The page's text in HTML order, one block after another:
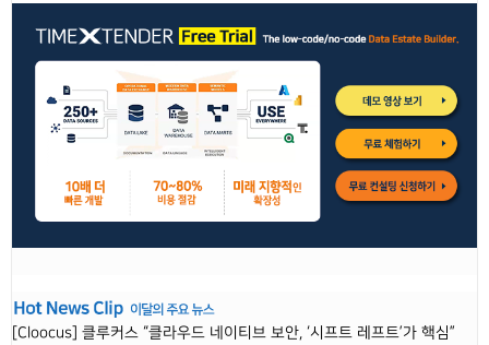
[Cloocus] 클루커스 “클라우드 네이티브 보안, ‘시프트 레프트’가 핵심”